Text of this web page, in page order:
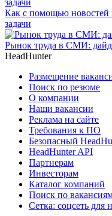
Как с помощью
задачи
Рынок труда в СМИ:
HeadHunter
Размещение
Поиск по резюме
О компании
Наши вакансии
Реклама на сайте
Требования к ПО
Безопасный
HeadHunter API
Партнерам
Инвесторам
Каталог компаний
Поиск по
Сетка: соцсеть для